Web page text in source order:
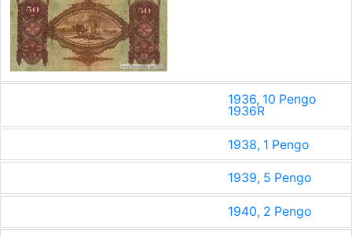
1936, 10 Pengo
1936R
1938, 1 Pengo
1939, 5 Pengo
1940, 2 Pengo